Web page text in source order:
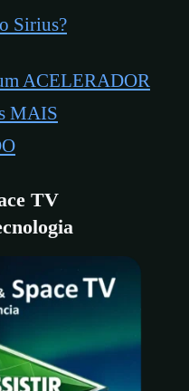
Sirius?
ACELERADOR
MAIS
TV